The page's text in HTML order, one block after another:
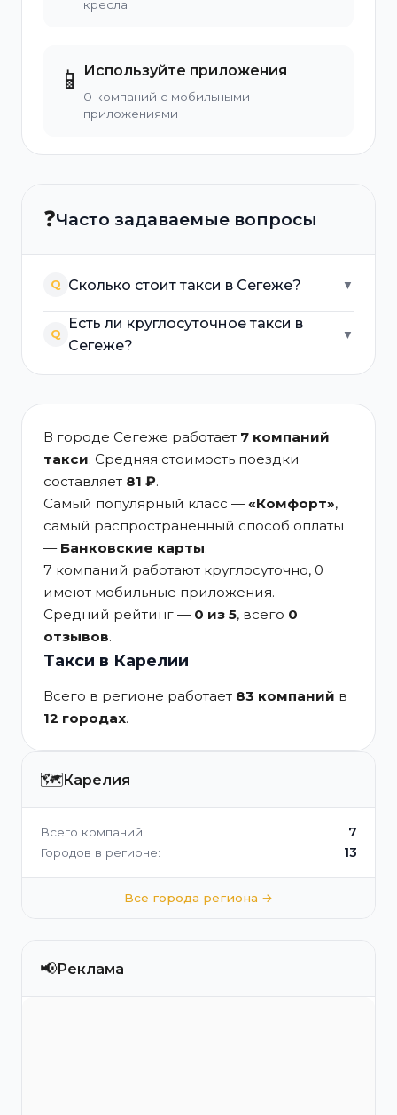
кресла
📱 Используйте приложения
0 компаний с мобильными
приложениями
❓Часто задаваемые вопросы
Q Сколько стоит такси в Сегеже? ▼
Q
Есть ли круглосуточное такси в
Сегеже?
▼
В городе Сегеже работает 7 компаний
такси. Средняя стоимость поездки
составляет 81 ₽.
Самый популярный класс —«Комфорт»,
самый распространенный способ оплаты
— Банковские карты.
7 компаний работают круглосуточно, 0
имеют мобильные приложения.
Средний рейтинг — 0 из 5, всего 0
отзывов.
Такси в Карелии
Всего в регионе работает 83 компаний в
12 городах.
🗺️Карелия
Всего компаний: 7
Городов в регионе: 13
Все города региона →
📢Реклама